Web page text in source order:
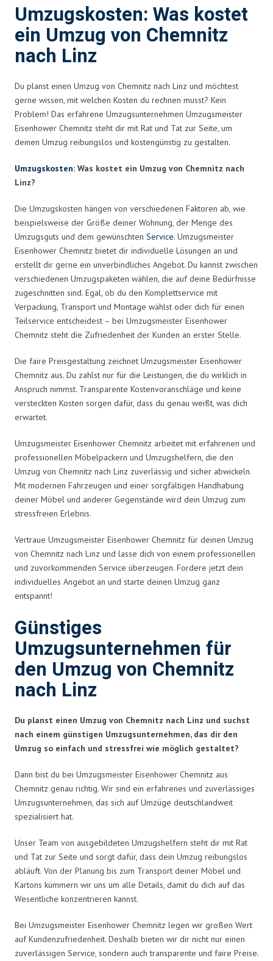
Umzugskosten: Was kostet
ein Umzug von Chemnitz
nach Linz
Du planst einen Umzug von Chemnitz nach Linz und möchtest
gerne wissen, mit welchen Kosten du rechnen musst? Kein
Problem! Das erfahrene Umzugsunternehmen Umzugsmeister
Eisenhower Chemnitz steht dir mit Rat und Tat zur Seite, um
deinen Umzug reibungslos und kostengünstig zu gestalten.
Umzugskosten: Was kostet ein Umzug von Chemnitz nach
Linz?
Die Umzugskosten hängen von verschiedenen Faktoren ab, wie
beispielsweise der Größe deiner Wohnung, der Menge des
Umzugsguts und dem gewünschten Service. Umzugsmeister
Eisenhower Chemnitz bietet dir individuelle Lösungen an und
erstellt dir gerne ein unverbindliches Angebot. Du kannst zwischen
verschiedenen Umzugspaketen wählen, die auf deine Bedürfnisse
zugeschnitten sind. Egal, ob du den Komplettservice mit
Verpackung, Transport und Montage wählst oder dich für einen
Teilservice entscheidest – bei Umzugsmeister Eisenhower
Chemnitz steht die Zufriedenheit der Kunden an erster Stelle.
Die faire Preisgestaltung zeichnet Umzugsmeister Eisenhower
Chemnitz aus. Du zahlst nur für die Leistungen, die du wirklich in
Anspruch nimmst. Transparente Kostenvoranschläge und keine
versteckten Kosten sorgen dafür, dass du genau weißt, was dich
erwartet.
Umzugsmeister Eisenhower Chemnitz arbeitet mit erfahrenen und
professionellen Möbelpackern und Umzugshelfern, die den
Umzug von Chemnitz nach Linz zuverlässig und sicher abwickeln.
Mit modernen Fahrzeugen und einer sorgfältigen Handhabung
deiner Möbel und anderer Gegenstände wird dein Umzug zum
stressfreien Erlebnis.
Vertraue Umzugsmeister Eisenhower Chemnitz für deinen Umzug
von Chemnitz nach Linz und lasse dich von einem professionellen
und zuvorkommenden Service überzeugen. Fordere jetzt dein
individuelles Angebot an und starte deinen Umzug ganz
entspannt!
Günstiges
Umzugsunternehmen für
den Umzug von Chemnitz
nach Linz
Du planst einen Umzug von Chemnitz nach Linz und suchst
nach einem günstigen Umzugsunternehmen, das dir den
Umzug so einfach und stressfrei wie möglich gestaltet?
Dann bist du bei Umzugsmeister Eisenhower Chemnitz aus
Chemnitz genau richtig. Wir sind ein erfahrenes und zuverlässiges
Umzugsunternehmen, das sich auf Umzüge deutschlandweit
spezialisiert hat.
Unser Team von ausgebildeten Umzugshelfern steht dir mit Rat
und Tat zur Seite und sorgt dafür, dass dein Umzug reibungslos
abläuft. Von der Planung bis zum Transport deiner Möbel und
Kartons kümmern wir uns um alle Details, damit du dich auf das
Wesentliche konzentrieren kannst.
Bei Umzugsmeister Eisenhower Chemnitz legen wir großen Wert
auf Kundenzufriedenheit. Deshalb bieten wir dir nicht nur einen
zuverlässigen Service, sondern auch transparente und faire Preise.